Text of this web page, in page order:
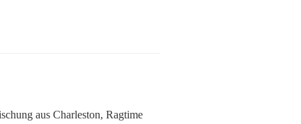
aus Charleston, Ragtime